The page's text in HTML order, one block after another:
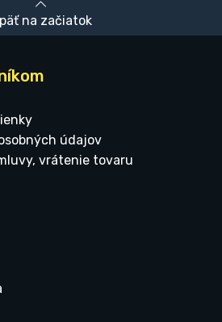
na začiatok
údajov
vrátenie tovaru